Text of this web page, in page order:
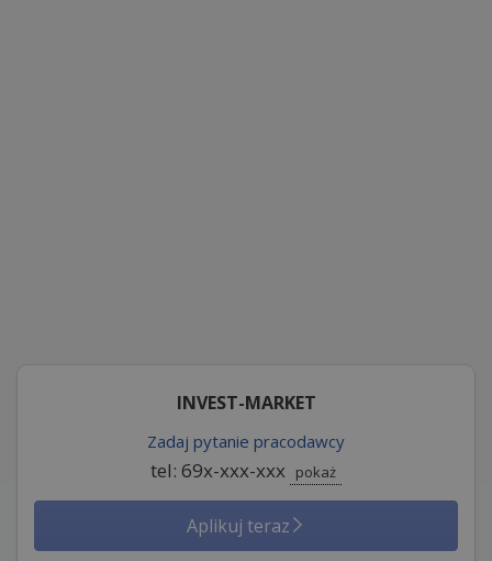
INVEST-MARKET
Zadaj pytanie pracodawcy
tel: 69x-xxx-xxx pokaż
Aplikuj teraz